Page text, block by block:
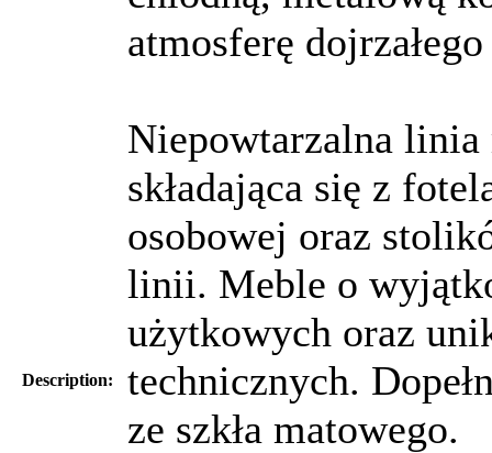
Description:
atmosferę
Niepowtarzalna
składająca się z
osobowej oraz
linii. Meble o
użytkowych oraz
technicznych.
ze szkła matowego.